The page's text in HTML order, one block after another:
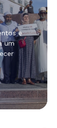
e
um